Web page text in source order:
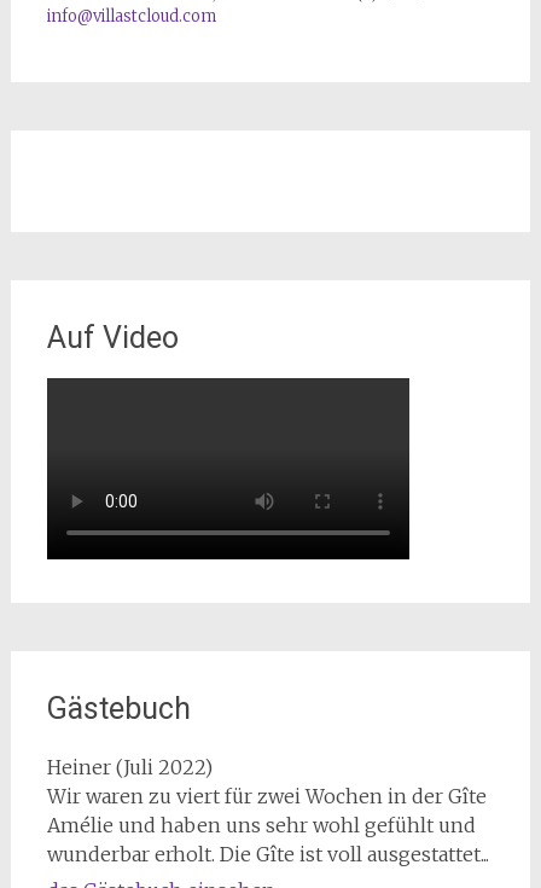
info@villastcloud.com
Auf Video
Gästebuch
Heiner (Juli 2022)
Wir waren zu viert für zwei Wochen in der Gîte
Amélie und haben uns sehr wohl gefühlt und
wunderbar erholt. Die Gîte ist voll ausgestattet...